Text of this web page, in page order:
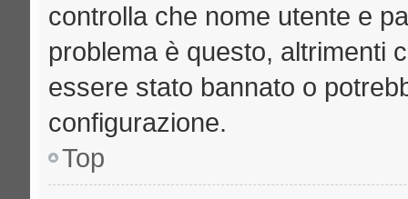
controlla che nome utente e
problema è questo, altrimenti
essere stato bannato o
configurazione.
Top